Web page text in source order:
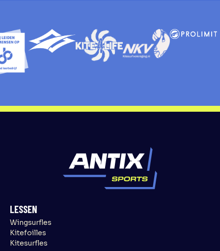
LESSEN
Wingsurfles
Kitefoilles
Kitesurfles